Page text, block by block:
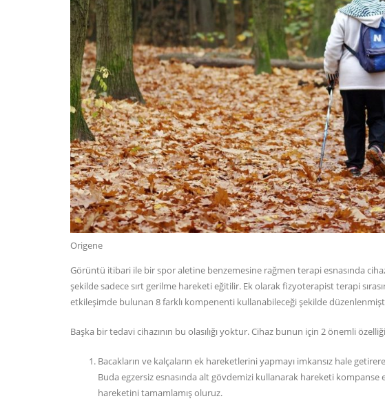
Origene
Görüntü itibari ile bir spor aletine benzemesine rağmen terapi esnasında
şekilde sadece sırt gerilme hareketi eğitilir. Ek olarak fizyoterapist terapi
etkileşimde bulunan 8 farklı kompenenti kullanabileceği şekilde
Başka bir tedavi cihazının bu olasılığı yoktur. Cihaz bunun için 2 önemli
Bacakların ve kalçaların ek hareketlerini yapmayı imkansız hale
Buda egzersiz esnasında alt gövdemizi kullanarak hareketi
hareketini tamamlamış oluruz.